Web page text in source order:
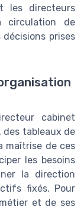
les directeurs
circulation de
prises
cabinet
des tableaux de
maîtrise de ces
les besoins
la direction
fixés. Pour
et de ses